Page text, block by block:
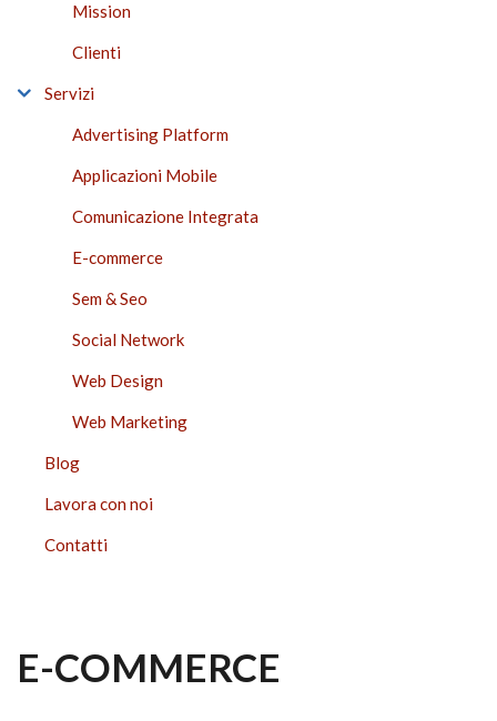
Mission
Clienti
Servizi
Advertising Platform
Applicazioni Mobile
Comunicazione Integrata
E-commerce
Sem & Seo
Social Network
Web Design
Web Marketing
Blog
Lavora con noi
Contatti
E-COMMERCE